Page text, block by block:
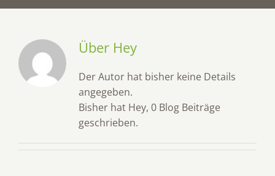
IMPRESSUM
Über Hey
Der Autor hat bisher keine Details
angegeben.
Bisher hat Hey, 0 Blog Beiträge
geschrieben.